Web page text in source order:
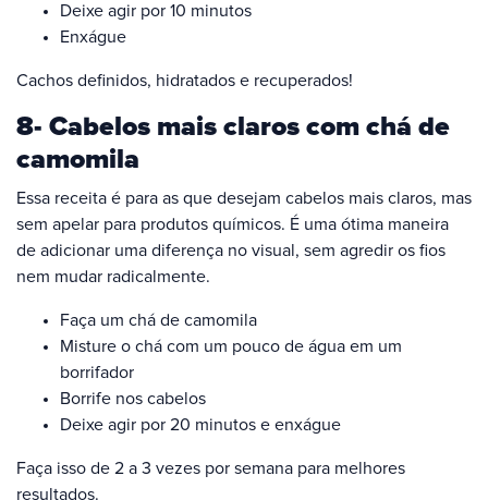
Deixe agir por 10 minutos
Enxágue
Cachos definidos, hidratados e recuperados!
8- Cabelos mais claros com chá de
camomila
Essa receita é para as que desejam cabelos mais claros, mas
sem apelar para produtos químicos. É uma ótima maneira
de adicionar uma diferença no visual, sem agredir os fios
nem mudar radicalmente.
Faça um chá de camomila
Misture o chá com um pouco de água em um
borrifador
Borrife nos cabelos
Deixe agir por 20 minutos e enxágue
Faça isso de 2 a 3 vezes por semana para melhores
resultados.